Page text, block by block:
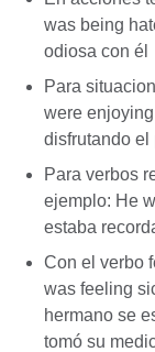
was being
odiosa con él
Para
were
disfrutando el
Para verbos
ejemplo: He
estaba
Con el verbo
was feeling
hermano se
tomó su